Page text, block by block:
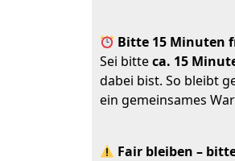
Bitte 15 Minuten
Sei bitteca. 15
dabei bist. So bleibt
ein gemeinsames
Fair bleiben –